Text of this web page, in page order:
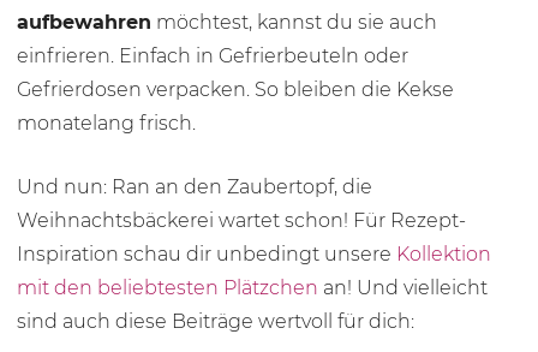
aufbewahren möchtest, kannst du sie auch
einfrieren. Einfach in Gefrierbeuteln oder
Gefrierdosen verpacken. So bleiben die Kekse
monatelang frisch.
Und nun: Ran an den Zaubertopf, die
Weihnachtsbäckerei wartet schon! Für Rezept-
Inspiration schau dir unbedingt unsere Kollektion
mit den beliebtesten Plätzchen an! Und vielleicht
sind auch diese Beiträge wertvoll für dich: